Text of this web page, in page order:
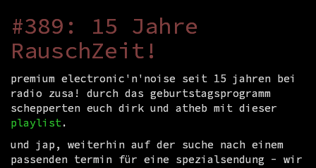
#389: 15 Jahre
RauschZeit!
premium electronic'n'noise seit 15 jahren bei
radio zusa! durch das geburtstagsprogramm
schepperten euch dirk und atheb mit dieser
playlist.
und jap, weiterhin auf der suche nach einem
passenden termin für eine spezialsendung - wir